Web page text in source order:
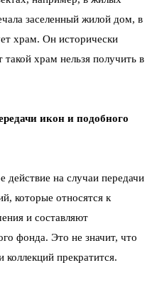
заселенный жилой дом, в
храм. Он исторически
храм нельзя получить в
икон и подобного
действие на случаи передачи
которые относятся к
и составляют
фонда. Это не значит, что
прекратится.